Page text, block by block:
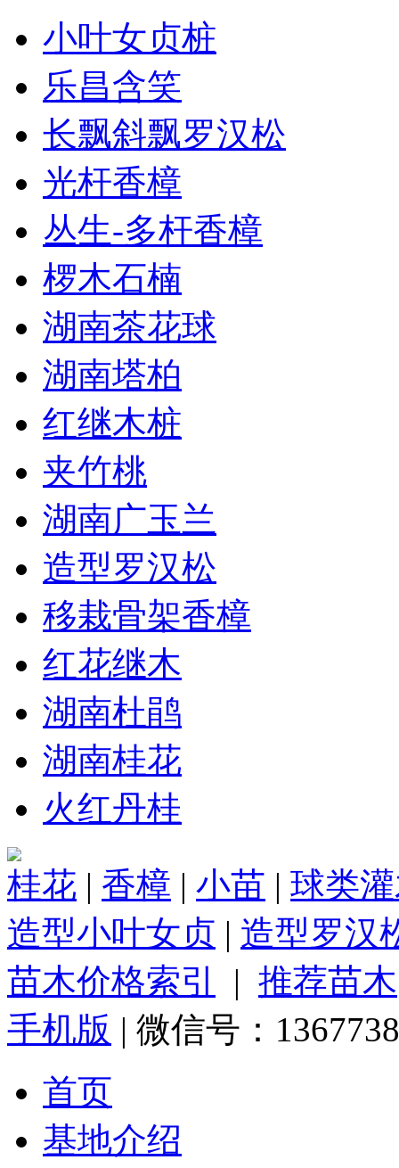
小叶女贞桩
乐昌含笑
长飘斜飘罗汉松
光杆香樟
丛生-多杆香樟
椤木石楠
湖南茶花球
湖南塔柏
红继木桩
夹竹桃
湖南广玉兰
造型罗汉松
移栽骨架香樟
红花继木
湖南杜鹃
湖南桂花
火红丹桂
桂花 | 香樟 | 小苗 | 球类
造型小叶女贞 | 造型罗汉
苗木价格索引
| 推荐苗木
手机版 | 微信号：
首页
基地介绍